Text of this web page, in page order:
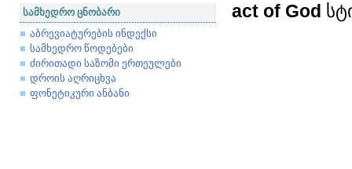
სამხედრო ცნობარი
აბრევიატურების ინდექსი
სამხედრო წოდებები
ძირითადი საზომი ერთეულები
დროის აღრიცხვა
ფონეტიკური ანბანი
act of God